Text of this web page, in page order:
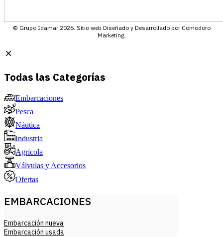
© Grupo Idamar 2026. Sitio web Diseñado y Desarrollado por Comodoro
Marketing.
Todas las Categorías
Embarcaciones
Pesca
Náutica
Industria
Agricola
Válvulas y Accesorios
Ofertas
EMBARCACIONES
Embarcación nueva
Embarcación usada